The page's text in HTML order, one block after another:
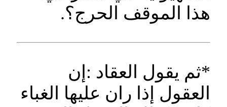
هذا الموقف الحرج؟.
*ثم يقول العقاد :إن
العقول إذا ران عليها الغباء